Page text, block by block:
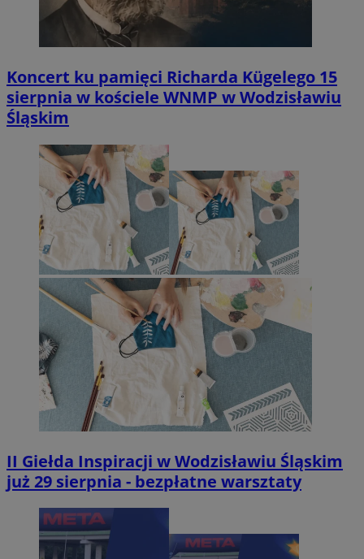
Koncert ku pamięci Richarda Kügelego 15
sierpnia w kościele WNMP w Wodzisławiu
Śląskim
II Giełda Inspiracji w Wodzisławiu Śląskim
już 29 sierpnia - bezpłatne warsztaty